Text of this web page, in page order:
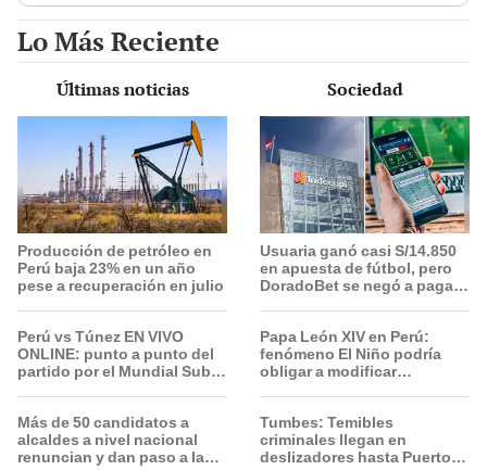
Lo Más Reciente
Últimas noticias
Producción de petróleo en
Perú baja 23% en un año
pese a recuperación en julio
Perú vs Túnez EN VIVO
ONLINE: punto a punto del
partido por el Mundial Sub-
Más de 50 candidatos a
alcaldes a nivel nacional
renuncian y dan paso a la
Sociedad
Usuaria ganó casi S/14.850
en apuesta de fútbol, pero
DoradoBet se negó a pagar:
Papa León XIV en Perú:
fenómeno El Niño podría
obligar a modificar
Tumbes: Temibles
criminales llegan en
deslizadores hasta Puerto